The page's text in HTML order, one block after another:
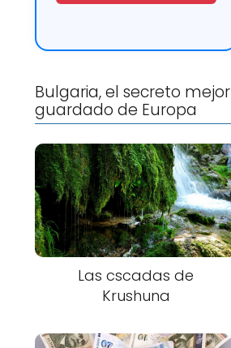
Bulgaria, el secreto mejor
guardado de Europa
Las cscadas de
Krushuna